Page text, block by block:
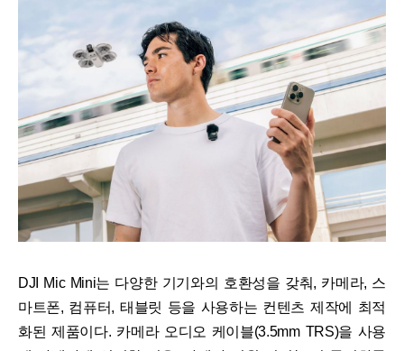
DJI Mic Mini는 다양한 기기와의 호환성을 갖춰, 카메라, 스
마트폰, 컴퓨터, 태블릿 등을 사용하는 컨텐츠 제작에 최적
화된 제품이다. 카메라 오디오 케이블(3.5mm TRS)을 사용